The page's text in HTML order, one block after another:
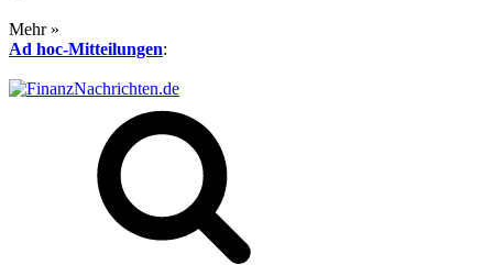
Mehr »
Ad hoc-Mitteilungen: